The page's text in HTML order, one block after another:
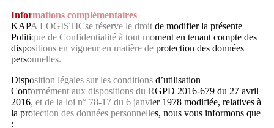
Informations complémentaires
KAPA LOGISTICse réserve le droit de modifier la présente
Politique de Confidentialité à tout moment en tenant compte des
dispositions en vigueur en matière de protection des données
personnelles.
Disposition légales sur les conditions d’utilisation
Conformément aux dispositions du RGPD 2016-679 du 27 avril
2016, et de la loi n° 78-17 du 6 janvier 1978 modifiée, relatives à
la protection des données personnelles, nous vous informons que
: